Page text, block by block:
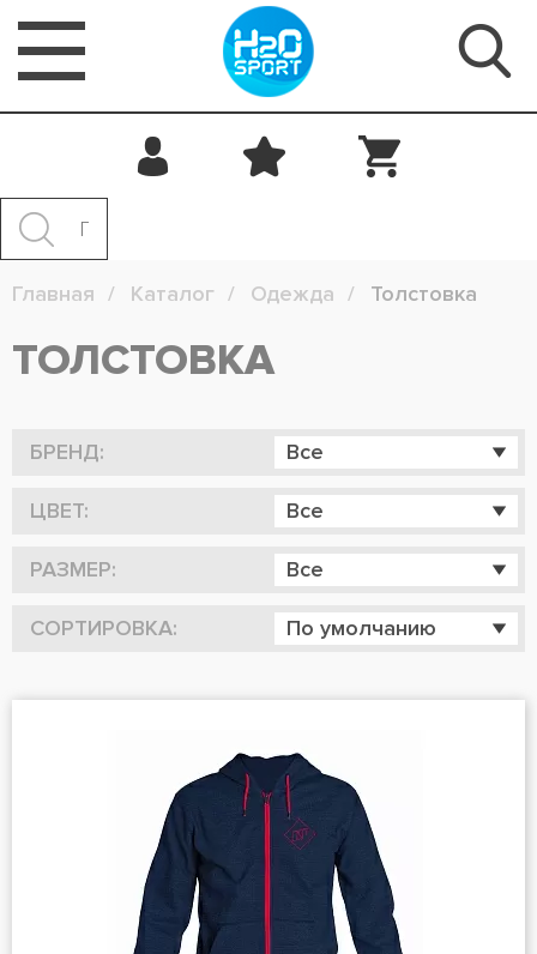
Главная Каталог Одежда Толстовка
ТОЛСТОВКА
БРЕНД: Все
ЦВЕТ: Все
РАЗМЕР: Все
СОРТИРОВКА: По умолчанию